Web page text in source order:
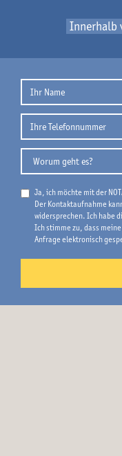
Innerhalb
Ja, ich möchte mit der
Der Kontaktaufnahme
widersprechen. Ich habe
Ich stimme zu, dass
Anfrage elektronisch